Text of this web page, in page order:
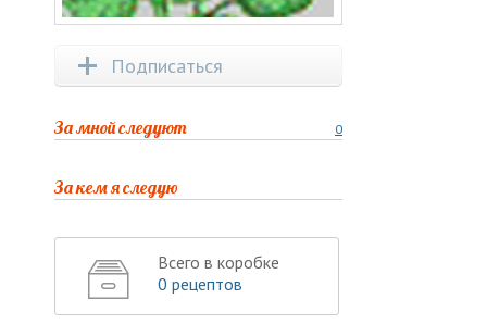
Подписаться
0
За мной следуют
За кем я следую
Всего в коробке
0 рецептов